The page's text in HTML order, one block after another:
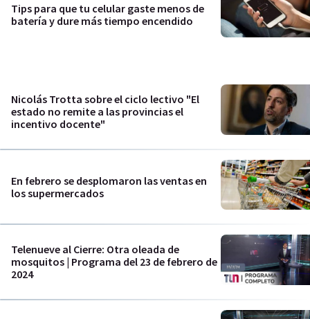
Tips para que tu celular gaste menos de
batería y dure más tiempo encendido
Nicolás Trotta sobre el ciclo lectivo "El
estado no remite a las provincias el
incentivo docente"
En febrero se desplomaron las ventas en
los supermercados
Telenueve al Cierre: Otra oleada de
mosquitos | Programa del 23 de febrero de
2024